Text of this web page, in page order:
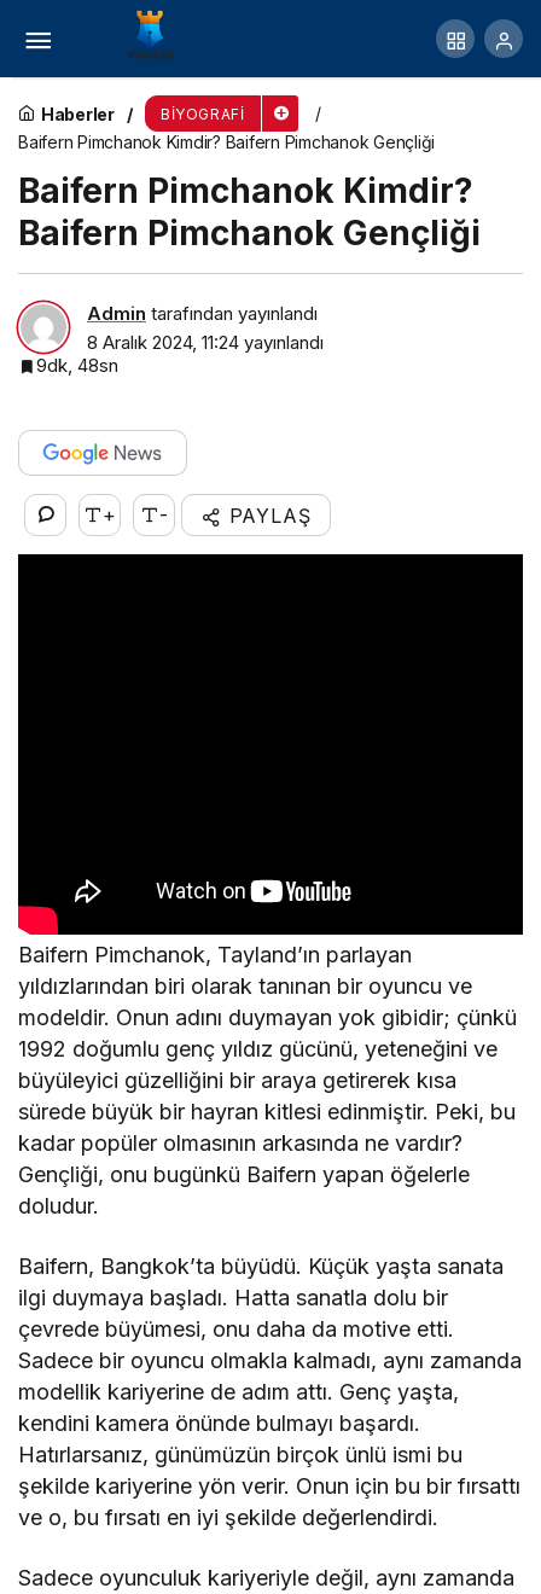
Haberler BIYOGRAFI
Baifern Pimchanok Kimdir? Baifern Pimchanok Gençliği
Baifern Pimchanok Kimdir?
Baifern Pimchanok Gençliği
Admin tarafından yayınlandı
8 Aralık 2024, 11:24 yayınlandı
9dk, 48sn
+ - PAYLAŞ
Baifern Pimchanok, Tayland’ın parlayan
yıldızlarından biri olarak tanınan bir oyuncu ve
modeldir. Onun adını duymayan yok gibidir; çünkü
1992 doğumlu genç yıldız gücünü, yeteneğini ve
büyüleyici güzelliğini bir araya getirerek kısa
sürede büyük bir hayran kitlesi edinmiştir. Peki, bu
kadar popüler olmasının arkasında ne vardır?
Gençliği, onu bugünkü Baifern yapan öğelerle
doludur.
Baifern, Bangkok’ta büyüdü. Küçük yaşta sanata
ilgi duymaya başladı. Hatta sanatla dolu bir
çevrede büyümesi, onu daha da motive etti.
Sadece bir oyuncu olmakla kalmadı, aynı zamanda
modellik kariyerine de adım attı. Genç yaşta,
kendini kamera önünde bulmayı başardı.
Hatırlarsanız, günümüzün birçok ünlü ismi bu
şekilde kariyerine yön verir. Onun için bu bir fırsattı
ve o, bu fırsatı en iyi şekilde değerlendirdi.
Sadece oyunculuk kariyeriyle değil, aynı zamanda
Kat Graham Kimdir? Kat Graham Gençliği